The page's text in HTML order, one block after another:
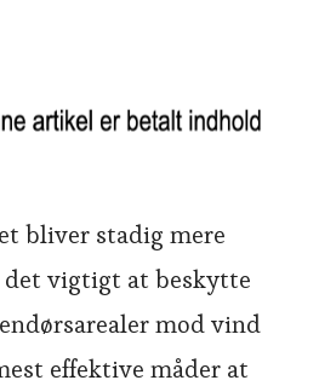
bliver stadig mere
vigtigt at beskytte
mod vind
effektive måder at